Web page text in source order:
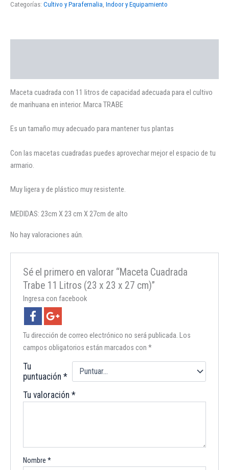
Categorías: Cultivo y Parafernalia, Indoor y Equipamiento
Maceta cuadrada con 11 litros de capacidad adecuada para el cultivo
de marihuana en interior. Marca TRABE
Es un tamaño muy adecuado para mantener tus plantas
Con las macetas cuadradas puedes aprovechar mejor el espacio de tu
armario.
Muy ligera y de plástico muy resistente.
MEDIDAS: 23cm X 23 cm X 27cm de alto
No hay valoraciones aún.
Sé el primero en valorar “Maceta Cuadrada
Trabe 11 Litros (23 x 23 x 27 cm)”
Ingresa con facebook
Tu dirección de correo electrónico no será publicada. Los
campos obligatorios están marcados con*
Tu
puntuación*
Tu valoración*
Nombre*